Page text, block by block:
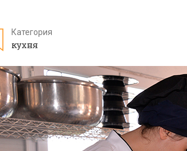
Категория
кухня